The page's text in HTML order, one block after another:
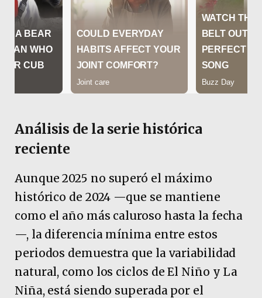
Análisis de la serie histórica
reciente
Aunque 2025 no superó el máximo
histórico de 2024 —que se mantiene
como el año más caluroso hasta la fecha
—, la diferencia mínima entre estos
periodos demuestra que la variabilidad
natural, como los ciclos de El Niño y La
Niña, está siendo superada por el